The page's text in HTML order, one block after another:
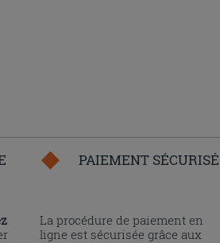
PAIEMENT SÉCURISÉ
La procédure de paiement en
ligne est sécurisée grâce aux